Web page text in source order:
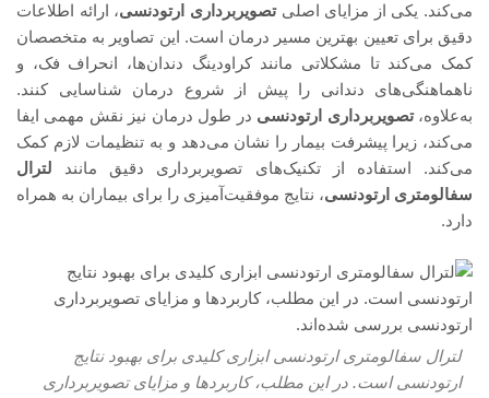
می‌کند. یکی از مزایای اصلیتصویربرداری ارتودنسی، ارائه اطلاعات
دقیق برای تعیین بهترین مسیر درمان است. این تصاویر به متخصصان
کمک می‌کند تا مشکلاتی مانند کراودینگ دندان‌ها، انحراف فک، و
ناهماهنگی‌های دندانی را پیش از شروع درمان شناسایی کنند.
به‌علاوه،تصویربرداری ارتودنسی در طول درمان نیز نقش مهمی ایفا
می‌کند، زیرا پیشرفت بیمار را نشان می‌دهد و به تنظیمات لازم کمک
می‌کند. استفاده از تکنیک‌های تصویربرداری دقیق مانند لترال
سفالومتری ارتودنسی، نتایج موفقیت‌آمیزی را برای بیماران به همراه
دارد.
لترال سفالومتری ارتودنسی ابزاری کلیدی برای بهبود نتایج
ارتودنسی است. در این مطلب، کاربردها و مزایای تصویربرداری